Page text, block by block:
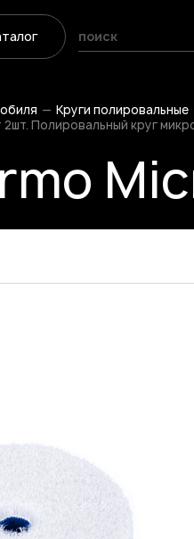
Круги полировальные
Полировальный круг